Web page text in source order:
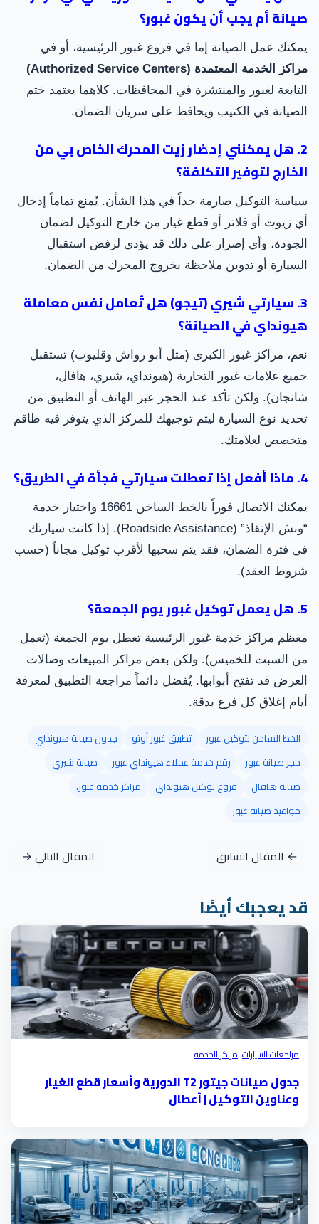
صيانة أم يجب أن يكون غبور؟
يمكنك عمل الصيانة إما في فروع غبور الرئيسية، أو في
مراكز الخدمة المعتمدة (Authorized Service Centers)
التابعة لغبور والمنتشرة في المحافظات. كلاهما يعتمد ختم
الصيانة في الكتيب ويحافظ على سريان الضمان.
2. هل يمكنني إحضار زيت المحرك الخاص بي من
الخارج لتوفير التكلفة؟
سياسة التوكيل صارمة جداً في هذا الشأن. يُمنع تماماً إدخال
أي زيوت أو فلاتر أو قطع غيار من خارج التوكيل لضمان
الجودة، وأي إصرار على ذلك قد يؤدي لرفض استقبال
السيارة أو تدوين ملاحظة بخروج المحرك من الضمان.
3. سيارتي شيري (تيجو) هل تُعامل نفس معاملة
هيونداي في الصيانة؟
نعم، مراكز غبور الكبرى (مثل أبو رواش وقليوب) تستقبل
جميع علامات غبور التجارية (هيونداي، شيري، هافال،
شانجان). ولكن تأكد عند الحجز عبر الهاتف أو التطبيق من
تحديد نوع السيارة ليتم توجيهك للمركز الذي يتوفر فيه طاقم
متخصص لعلامتك.
4. ماذا أفعل إذا تعطلت سيارتي فجأة في الطريق؟
يمكنك الاتصال فوراً بالخط الساخن 16661 واختيار خدمة
“ونش الإنقاذ” (Roadside Assistance). إذا كانت سيارتك
في فترة الضمان، فقد يتم سحبها لأقرب توكيل مجاناً (حسب
شروط العقد).
5. هل يعمل توكيل غبور يوم الجمعة؟
معظم مراكز خدمة غبور الرئيسية تعطل يوم الجمعة (تعمل
من السبت للخميس). ولكن بعض مراكز المبيعات وصالات
العرض قد تفتح أبوابها. يُفضل دائماً مراجعة التطبيق لمعرفة
أيام إغلاق كل فرع بدقة.
الخط الساخن لتوكيل غبور تطبيق غبور أوتو
جدول صيانة هيونداي
حجز صيانة غبور
رقم خدمة عملاء هيونداي غبور
صيانة شيري
صيانة هافال
فروع توكيل هيونداي
مراكز خدمة غبور.
مواعيد صيانة غبور
← المقال السابق المقال التالي →
قد يعجبك أيضًا
مراحعات السيارات،مراكز الخدمة
جدول صيانات جيتور T2 الدورية وأسعار قطع الغيار
وعناوين التوكيل | أعطال